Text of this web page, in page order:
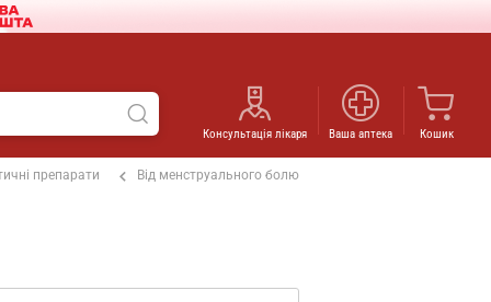
Консультація лікаря Ваша аптека Кошик
препарати Від менструального болю